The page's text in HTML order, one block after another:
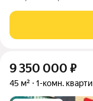
м. Некрасовка.
ипотечных средств,
9 350 000 ₽
45 м² 1-комн.